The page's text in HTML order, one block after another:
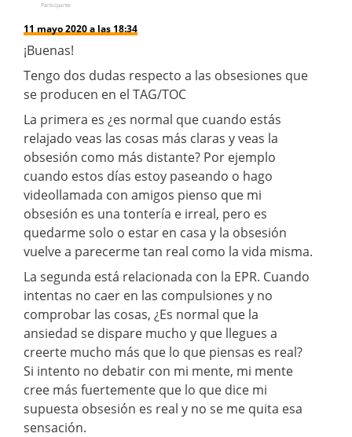
Participante
11 mayo 2020 a las 18:34
¡Buenas!
Tengo dos dudas respecto a las obsesiones que
se producen en el TAG/TOC
La primera es ¿es normal que cuando estás
relajado veas las cosas más claras y veas la
obsesión como más distante? Por ejemplo
cuando estos días estoy paseando o hago
videollamada con amigos pienso que mi
obsesión es una tontería e irreal, pero es
quedarme solo o estar en casa y la obsesión
vuelve a parecerme tan real como la vida misma.
La segunda está relacionada con la EPR. Cuando
intentas no caer en las compulsiones y no
comprobar las cosas, ¿Es normal que la
ansiedad se dispare mucho y que llegues a
creerte mucho más que lo que piensas es real?
Si intento no debatir con mi mente, mi mente
cree más fuertemente que lo que dice mi
supuesta obsesión es real y no se me quita esa
sensación.